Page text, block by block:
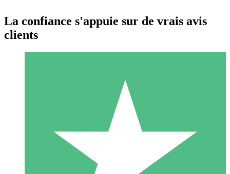
Packs de Crédits Individuels
Payez à l'utilisation avec des crédits de téléchargement. Sans
1 Téléchargement
La confiance s'appuie sur de vrais avis
clients